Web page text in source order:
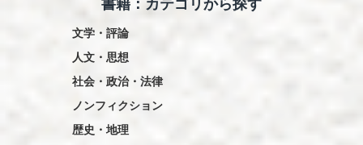
文学・評論
人文・思想
社会・政治・法律
ノンフィクション
歴史・地理